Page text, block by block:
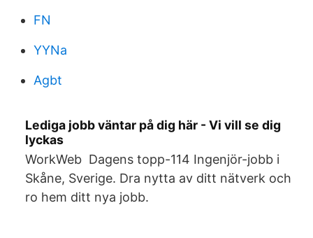
FN
YYNa
Agbt
Lediga jobb väntar på dig här - Vi vill se dig
lyckas
WorkWeb Dagens topp-114 Ingenjör-jobb i
Skåne, Sverige. Dra nytta av ditt nätverk och
ro hem ditt nya jobb.